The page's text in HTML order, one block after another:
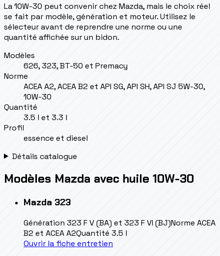
La 10W-30 peut convenir chez Mazda, mais le choix réel
se fait par modèle, génération et moteur. Utilisez le
sélecteur avant de reprendre une norme ou une
quantité affichée sur un bidon.
Modèles
626, 323, BT-50 et Premacy
Norme
ACEA A2, ACEA B2 et API SG, API SH, API SJ 5W-30,
10W-30
Quantité
3.5 l et 3.3 l
Profil
essence et diesel
Détails catalogue
Modèles Mazda avec huile 10W-30
Mazda 323
Génération 323 F V (BA) et 323 F VI (BJ)Norme ACEA
B2 et ACEA A2Quantité 3.5 l
Ouvrir la fiche entretien